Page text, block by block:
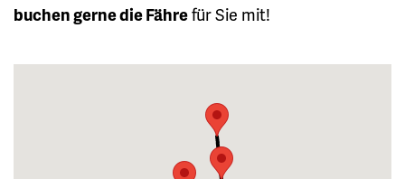
buchen gerne die Fährefür Sie mit!